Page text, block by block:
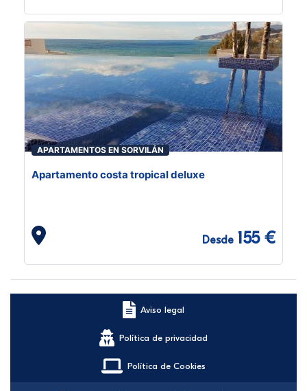
APARTAMENTOS EN SORVILÁN
Apartamento costa tropical deluxe
Desde 155 €
Aviso legal
Política de privacidad
Política de Cookies